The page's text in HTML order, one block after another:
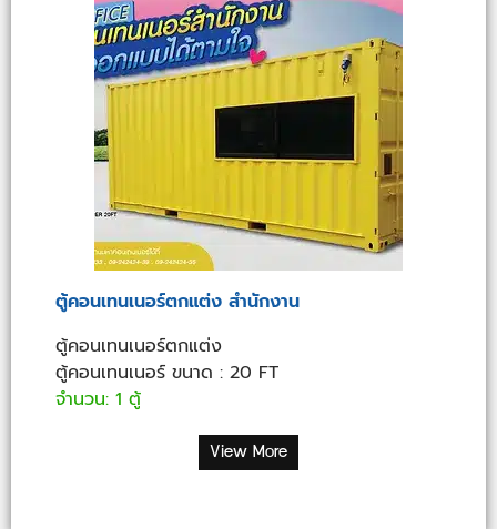
ตู้คอนเทนเนอร์ตกแต่ง สำนักงาน
ตู้คอนเทนเนอร์ตกแต่ง
ตู้คอนเทนเนอร์ ขนาด : 20 FT
จำนวน: 1 ตู้
View More